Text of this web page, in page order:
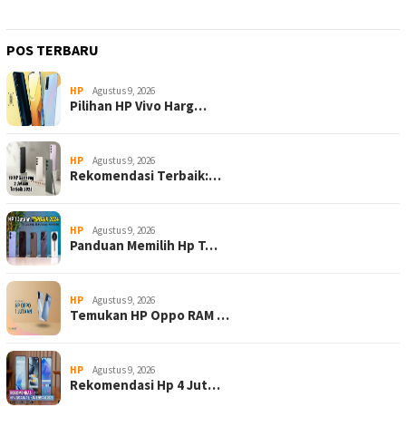
POS TERBARU
HP Agustus 9, 2026
Pilihan HP Vivo Harg…
HP Agustus 9, 2026
Rekomendasi Terbaik:…
HP Agustus 9, 2026
Panduan Memilih Hp T…
HP Agustus 9, 2026
Temukan HP Oppo RAM …
HP Agustus 9, 2026
Rekomendasi Hp 4 Jut…